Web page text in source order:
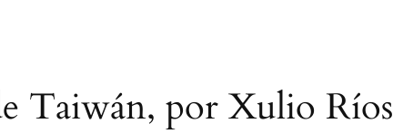
Taiwán, por Xulio Ríos